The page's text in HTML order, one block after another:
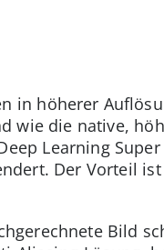
in höherer
wie die native,
Learning
Der Vorteil
Bild